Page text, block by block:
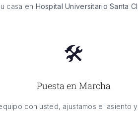
casa en Hospital Universitario Santa
🛠️
Puesta en Marcha
con usted, ajustamos el asiento